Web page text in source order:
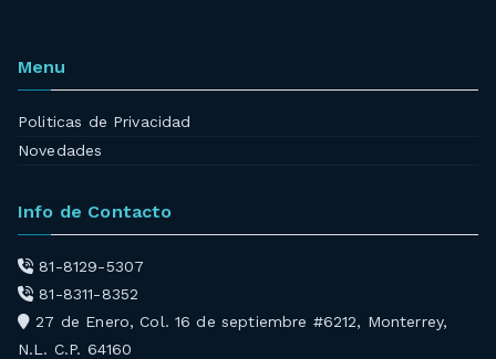
Menu
Politicas de Privacidad
Novedades
Info de Contacto
81-8129-5307
81-8311-8352
27 de Enero, Col. 16 de septiembre #6212, Monterrey,
N.L. C.P. 64160